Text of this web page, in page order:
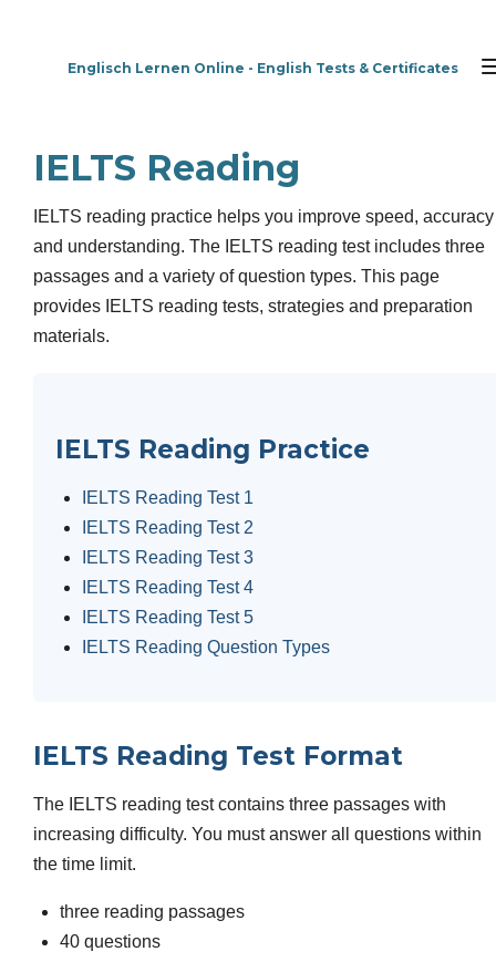
Englisch Lernen Online - English Tests & Certificates
IELTS Reading
IELTS reading practice helps you improve speed, accuracy
and understanding. The IELTS reading test includes three
passages and a variety of question types. This page
provides IELTS reading tests, strategies and preparation
materials.
IELTS Reading Practice
IELTS Reading Test 1
IELTS Reading Test 2
IELTS Reading Test 3
IELTS Reading Test 4
IELTS Reading Test 5
IELTS Reading Question Types
IELTS Reading Test Format
The IELTS reading test contains three passages with
increasing difficulty. You must answer all questions within
the time limit.
three reading passages
40 questions